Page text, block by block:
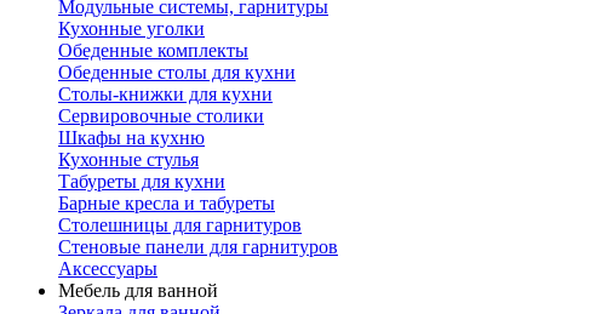
Модульные системы, гарнитуры
Кухонные уголки
Обеденные комплекты
Обеденные столы для кухни
Столы-книжки для кухни
Сервировочные столики
Шкафы на кухню
Кухонные стулья
Табуреты для кухни
Барные кресла и табуреты
Столешницы для гарнитуров
Стеновые панели для гарнитуров
Аксессуары
Мебель для ванной